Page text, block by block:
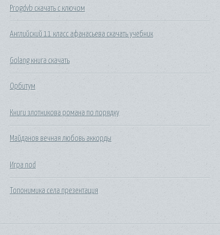
Progdvb скачать с ключом
Английский 11 класс афанасьева скачать учебник
Golang книга скачать
Орбитум
Книги злотникова романа по порядку
Майданов вечная любовь аккорды
Игра nod
Топонимика села презентация